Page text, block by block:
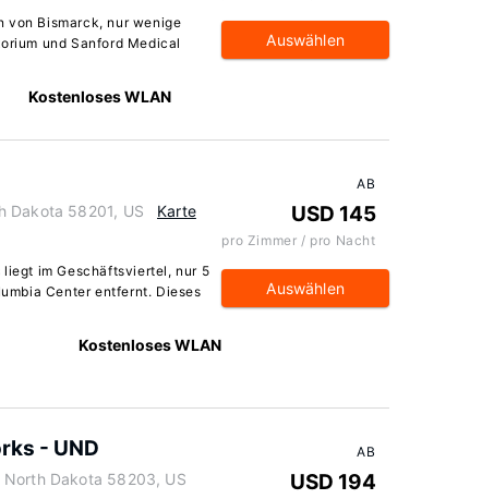
von Bismarck, nur wenige
und Sanford Medical
Kostenloses WLAN
Auswählen
Dakota 58201, US
Karte
liegt im Geschäftsviertel, nur 5
Center entfernt. Dieses
Kostenloses WLAN
AB
USD 145
pro Zimmer / pro Nacht
Auswählen
- UND
North Dakota 58203, US
AB
USD 194